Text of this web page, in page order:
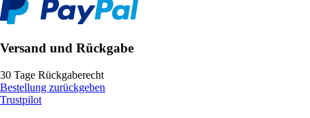
Versand und Rückgabe
30 Tage Rückgaberecht
Bestellung zurückgeben
Trustpilot